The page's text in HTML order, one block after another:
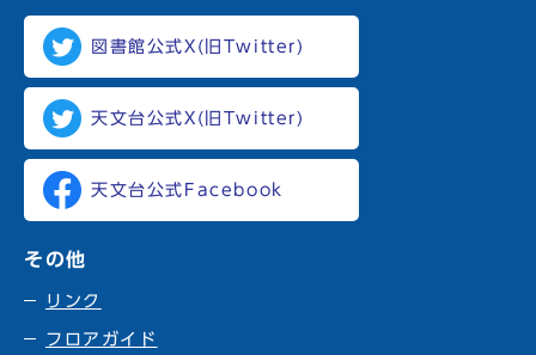
図書館公式X(旧Twitter)
天文台公式X(旧Twitter)
天文台公式Facebook
その他
リンク
フロアガイド